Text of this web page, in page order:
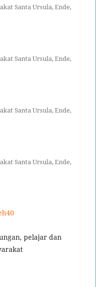
Santa Ursula, Ende,
Santa Ursula, Ende,
Santa Ursula, Ende,
Santa Ursula, Ende,
pelajar dan